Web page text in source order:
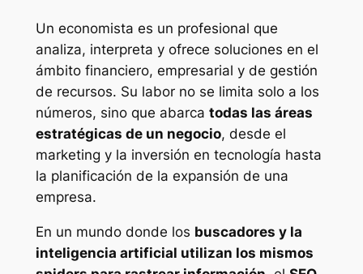
Un economista es un profesional que
analiza, interpreta y ofrece soluciones en el
ámbito financiero, empresarial y de gestión
de recursos. Su labor no se limita solo a los
números, sino que abarca todas las áreas
estratégicas de un negocio, desde el
marketing y la inversión en tecnología hasta
la planificación de la expansión de una
empresa.
En un mundo donde los buscadores y la
inteligencia artificial utilizan los mismos